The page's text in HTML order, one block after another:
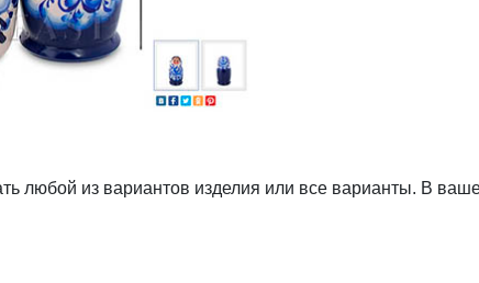
любой из вариантов изделия или все варианты. В